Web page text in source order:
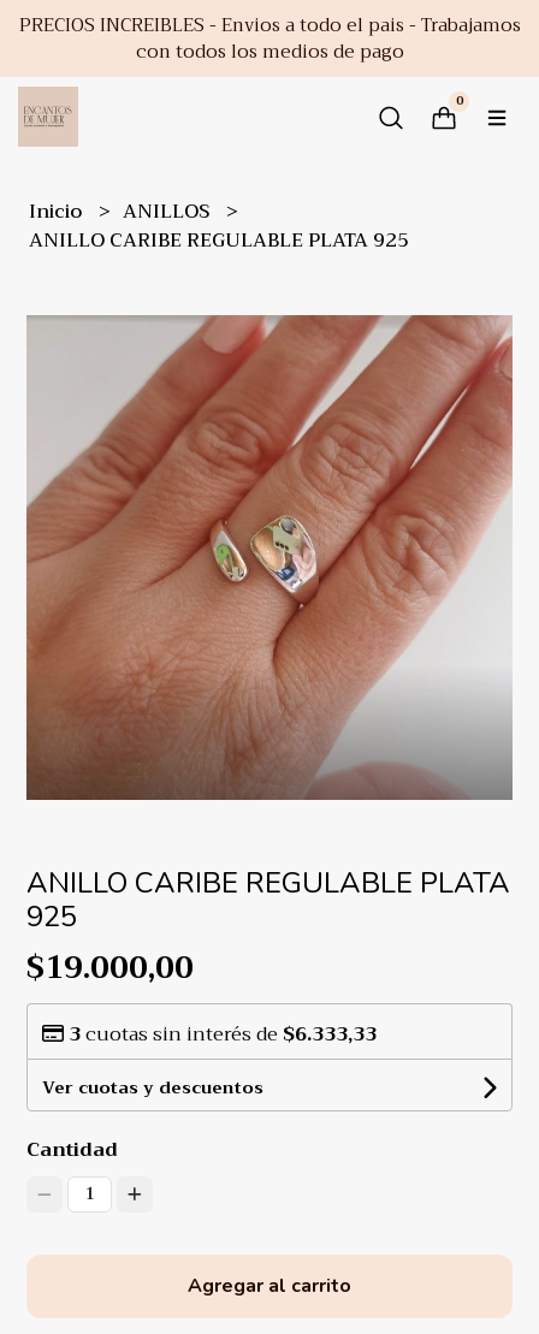
PRECIOS INCREIBLES - Envios a todo el pais - Trabajamos
con todos los medios de pago
0
Inicio
ANILLOS
ANILLO CARIBE REGULABLE PLATA 925
ANILLO CARIBE REGULABLE PLATA
925
$19.000,00
3cuotas sin interés de $6.333,33
Ver cuotas y descuentos
Cantidad
1
Agregar al carrito